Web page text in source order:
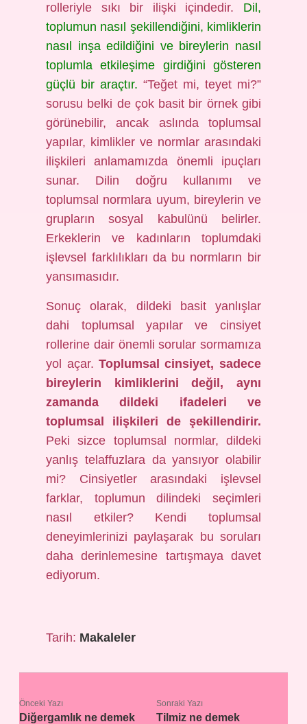
rolleriyle sıkı bir ilişki içindedir. Dil,
toplumun nasıl şekillendiğini, kimliklerin
nasıl inşa edildiğini ve bireylerin nasıl
toplumla etkileşime girdiğini gösteren
güçlü bir araçtır. “Teğet mi, teyet mi?”
sorusu belki de çok basit bir örnek gibi
görünebilir, ancak aslında toplumsal
yapılar, kimlikler ve normlar arasındaki
ilişkileri anlamamızda önemli ipuçları
sunar. Dilin doğru kullanımı ve
toplumsal normlara uyum, bireylerin ve
grupların sosyal kabulünü belirler.
Erkeklerin ve kadınların toplumdaki
işlevsel farklılıkları da bu normların bir
yansımasıdır.
Sonuç olarak, dildeki basit yanlışlar
dahi toplumsal yapılar ve cinsiyet
rollerine dair önemli sorular sormamıza
yol açar. Toplumsal cinsiyet, sadece
bireylerin kimliklerini değil, aynı
zamanda dildeki ifadeleri ve
toplumsal ilişkileri de şekillendirir.
Peki sizce toplumsal normlar, dildeki
yanlış telaffuzlara da yansıyor olabilir
mi? Cinsiyetler arasındaki işlevsel
farklar, toplumun dilindeki seçimleri
nasıl etkiler? Kendi toplumsal
deneyimlerinizi paylaşarak bu soruları
daha derinlemesine tartışmaya davet
ediyorum.
Tarih: Makaleler
Önceki Yazı
Diğergamlık ne demek
Sonraki Yazı
Tilmiz ne demek